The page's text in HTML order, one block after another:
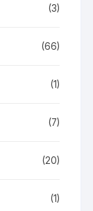
(3)
(66)
(1)
(7)
(20)
(1)